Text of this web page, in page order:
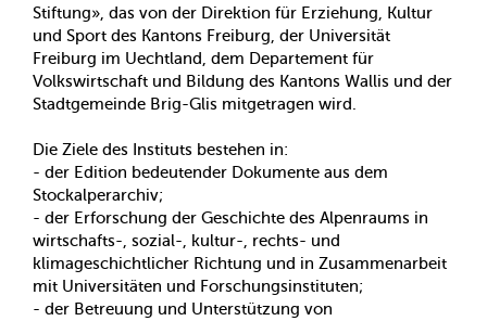
Stiftung», das von der Direktion für Erziehung, Kultur
und Sport des Kantons Freiburg, der Universität
Freiburg im Uechtland, dem Departement für
Volkswirtschaft und Bildung des Kantons Wallis und der
Stadtgemeinde Brig-Glis mitgetragen wird.
Die Ziele des Instituts bestehen in:
- der Edition bedeutender Dokumente aus dem
Stockalperarchiv;
- der Erforschung der Geschichte des Alpenraums in
wirtschafts-, sozial-, kultur-, rechts- und
klimageschichtlicher Richtung und in Zusammenarbeit
mit Universitäten und Forschungsinstituten;
- der Betreuung und Unterstützung von